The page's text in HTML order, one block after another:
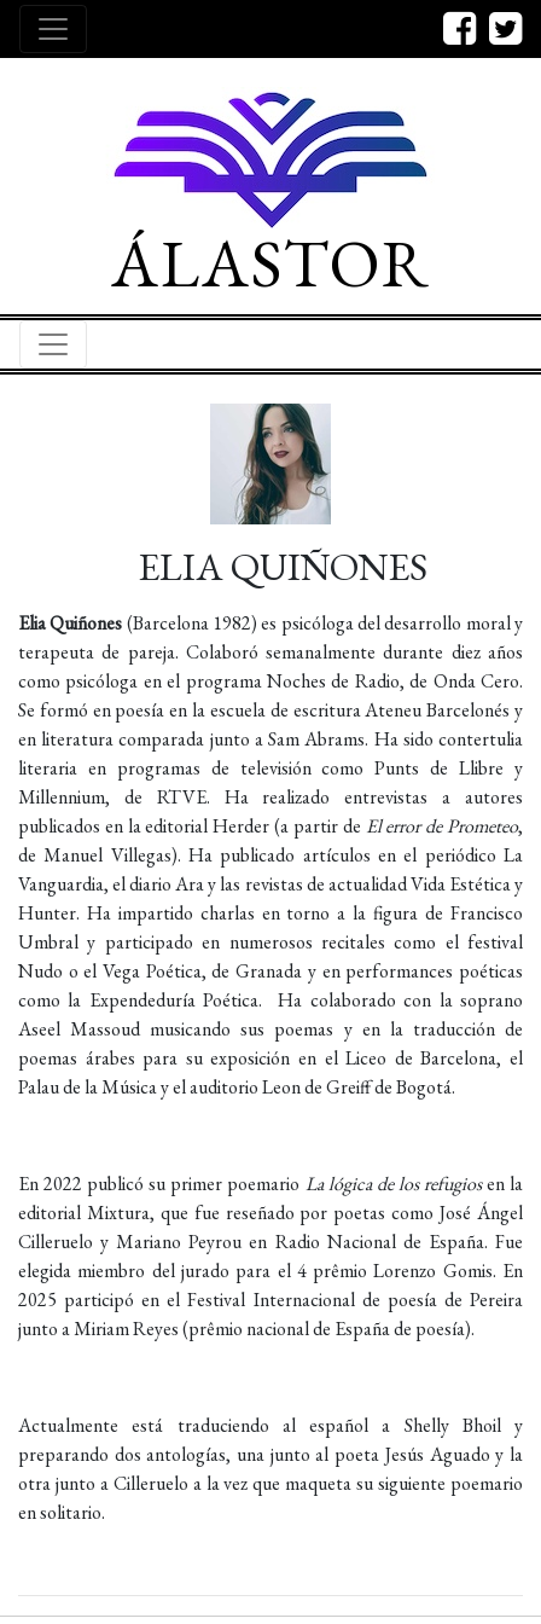
ÁLASTOR
ELIA QUIÑONES
Elia Quiñones(Barcelona 1982) es psicóloga del desarrollo moral y
terapeuta de pareja. Colaboró semanalmente durante diez años
como psicóloga en el programa Noches de Radio, de Onda Cero.
Se formó en poesía en la escuela de escritura Ateneu Barcelonés y
en literatura comparada junto a Sam Abrams. Ha sido contertulia
literaria en programas de televisión como Punts de Llibre y
Millennium, de RTVE. Ha realizado entrevistas a autores
publicados en la editorial Herder (a partir de El error de Prometeo,
de Manuel Villegas). Ha publicado artículos en el periódico La
Vanguardia, el diario Ara y las revistas de actualidad Vida Estética y
Hunter. Ha impartido charlas en torno a la figura de Francisco
Umbral y participado en numerosos recitales como el festival
Nudo o el Vega Poética, de Granada y en performances poéticas
como la Expendeduría Poética. Ha colaborado con la soprano
Aseel Massoud musicando sus poemas y en la traducción de
poemas árabes para su exposición en el Liceo de Barcelona, el
Palau de la Música y el auditorio Leon de Greiff de Bogotá.
En 2022 publicó su primer poemario La lógica de los refugiosen la
editorial Mixtura, que fue reseñado por poetas como José Ángel
Cilleruelo y Mariano Peyrou en Radio Nacional de España. Fue
elegida miembro del jurado para el 4 prêmio Lorenzo Gomis. En
2025 participó en el Festival Internacional de poesía de Pereira
junto a Miriam Reyes (prêmio nacional de España de poesía).
Actualmente está traduciendo al español a Shelly Bhoil y
preparando dos antologías, una junto al poeta Jesús Aguado y la
otra junto a Cilleruelo a la vez que maqueta su siguiente poemario
en solitario.